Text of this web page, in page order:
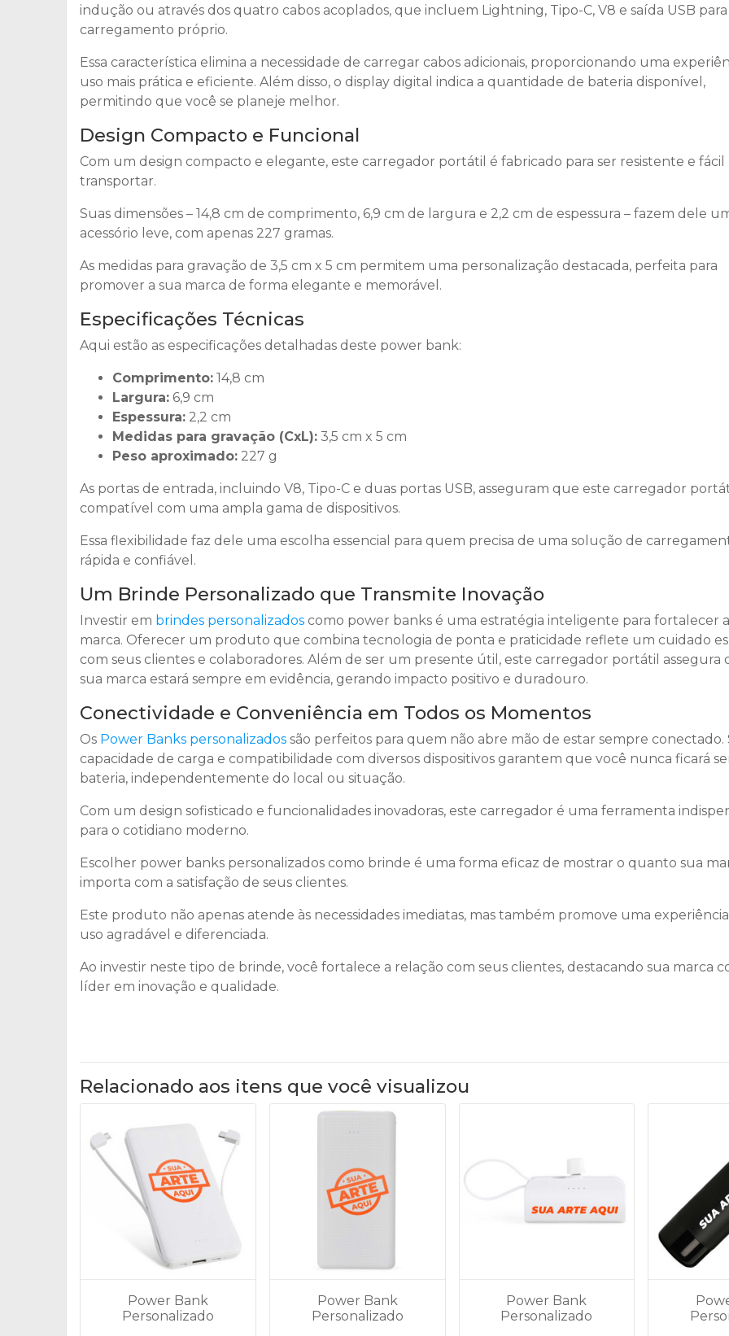
indução ou através dos quatro cabos acoplados, que incluem Lightning, Tipo-C, V8 e saída USB para
carregamento próprio.
Essa característica elimina a necessidade de carregar cabos adicionais, proporcionando uma
uso mais prática e eficiente. Além disso, o display digital indica a quantidade de bateria disponível,
permitindo que você se planeje melhor.
Design Compacto e Funcional
Com um design compacto e elegante, este carregador portátil é fabricado para ser resistente e fácil
transportar.
Suas dimensões – 14,8 cm de comprimento, 6,9 cm de largura e 2,2 cm de espessura – fazem dele
acessório leve, com apenas 227 gramas.
As medidas para gravação de 3,5 cm x 5 cm permitem uma personalização destacada, perfeita para
promover a sua marca de forma elegante e memorável.
Especificações Técnicas
Aqui estão as especificações detalhadas deste power bank:
Comprimento: 14,8 cm
Largura: 6,9 cm
Espessura: 2,2 cm
Medidas para gravação (CxL): 3,5 cm x 5 cm
Peso aproximado: 227 g
As portas de entrada, incluindo V8, Tipo-C e duas portas USB, asseguram que este carregador
compatível com uma ampla gama de dispositivos.
Essa flexibilidade faz dele uma escolha essencial para quem precisa de uma solução de
rápida e confiável.
Um Brinde Personalizado que Transmite Inovação
Investir em brindes personalizados como power banks é uma estratégia inteligente para fortalecer
marca. Oferecer um produto que combina tecnologia de ponta e praticidade reflete um cuidado
com seus clientes e colaboradores. Além de ser um presente útil, este carregador portátil assegura
sua marca estará sempre em evidência, gerando impacto positivo e duradouro.
Conectividade e Conveniência em Todos os Momentos
Os Power Banks personalizados são perfeitos para quem não abre mão de estar sempre conectado.
capacidade de carga e compatibilidade com diversos dispositivos garantem que você nunca ficará
bateria, independentemente do local ou situação.
Com um design sofisticado e funcionalidades inovadoras, este carregador é uma ferramenta
para o cotidiano moderno.
Escolher power banks personalizados como brinde é uma forma eficaz de mostrar o quanto sua
importa com a satisfação de seus clientes.
Este produto não apenas atende às necessidades imediatas, mas também promove uma
uso agradável e diferenciada.
Ao investir neste tipo de brinde, você fortalece a relação com seus clientes, destacando sua marca
líder em inovação e qualidade.
Relacionado aos itens que você visualizou
Power Bank
Personalizado
Power Bank
Personalizado
Power Bank
Personalizado